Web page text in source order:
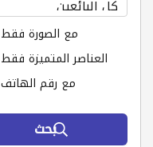
مع الصورة فقط
العناصر المتميزة فقط
مع رقم الهاتف
بحث